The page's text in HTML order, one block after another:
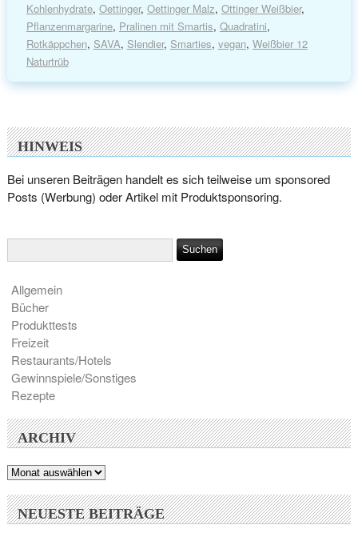
Kohlenhydrate, Oettinger, Oettinger Malz, Ottinger Weißbier,
Pflanzenmargarine, Pralinen mit Smartis, Quadratini,
Rotkäppchen, SAVA, Slendier, Smarties, vegan, Weißbier 12
Naturtrüb
HINWEIS
Bei unseren Beiträgen handelt es sich teilweise um sponsored
Posts (Werbung) oder Artikel mit Produktsponsoring.
Allgemein
Bücher
Produkttests
Freizeit
Restaurants/Hotels
Gewinnspiele/Sonstiges
Rezepte
ARCHIV
Archiv
NEUESTE BEITRÄGE